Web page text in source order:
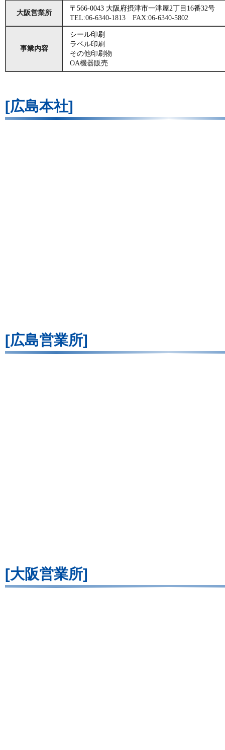
大阪営業所
〒566-0043 大阪府摂津市一津屋2丁目16番32号
TEL:06-6340-1813 FAX:06-6340-5802
事業内容
シール印刷
ラベル印刷
その他印刷物
OA機器販売
[広島本社]
[広島営業所]
[大阪営業所]